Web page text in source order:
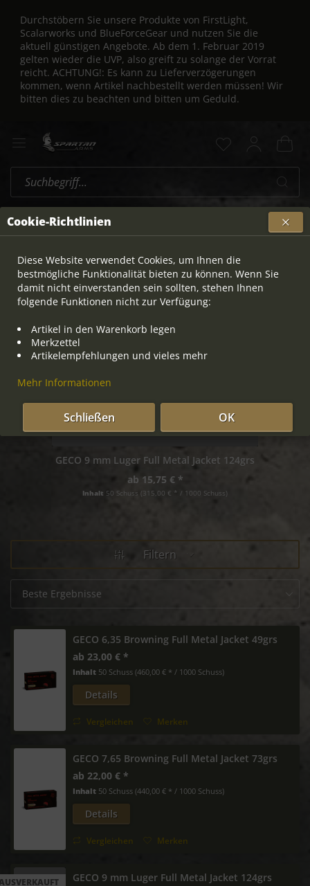
Durchstöbern Sie unsere Produkte von FirstLight,
Scalarworks und BlueForceGear und nutzen Sie die
aktuell günstigen Angebote. Ab dem 1. Februar 2019
gelten wieder die UVP, also greift zu solange der Vorrat
reicht. ACHTUNG!: Es kann zu Lieferverzögerungen
kommen, wenn Artikel nachbestellt werden müssen! Wir
bitten dies zu beachten und bitten um Geduld.
Topseller
AUSVERKAUFT
GECO 9 mm Luger Full Metal Jacket 124grs
ab 15,75 € *
Inhalt 50 Schuss (315,00 € * / 1000 Schuss)
Filtern
GECO 6,35 Browning Full Metal Jacket 49grs
ab 23,00 € *
Inhalt 50 Schuss (460,00 € * / 1000 Schuss)
Details
Vergleichen Merken
GECO 7,65 Browning Full Metal Jacket 73grs
ab 22,00 € *
Inhalt 50 Schuss (440,00 € * / 1000 Schuss)
Details
Vergleichen Merken
GECO 9 mm Luger Full Metal Jacket 124grs
Cookie-Richtlinien
Diese Website verwendet Cookies, um Ihnen die
bestmögliche Funktionalität bieten zu können. Wenn Sie
damit nicht einverstanden sein sollten, stehen Ihnen
folgende Funktionen nicht zur Verfügung:
Artikel in den Warenkorb legen
Merkzettel
Artikelempfehlungen und vieles mehr
Mehr Informationen
OK
Schließen